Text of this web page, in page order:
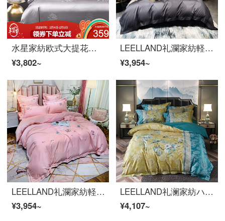
水星家紡欧式大提花日常セット現代シーツ布団カバー枕カバーベッド用品四点セットの蜜拉ベル1.8 M(6フィート)ベッド
¥3,802~
LEELLAND礼瀾家紡軽奢な100本のマカオ綿の綿の綿のサテンの花飾り用品4点セットの純綿のシーツ4点セットの羅浮1.5-1.8メートルのベッド/200*230 cm
¥3,954~
LEELLAND礼瀾家紡軽奢60本の綿の新鮮な漫画刺繍の全綿の寝具4点セットの純綿の貢の緞子の寝具セット旅行-粉1.5-1.8メートルのベッド/200*230 cm
¥3,954~
LEELLAND礼澜家紡ハイエンドヨーロッパ装飾美花プリント研磨寝具四点セット純綿厚い保温ベッドセット花に魅せられた顔-黄1.8-22.0メートルベッド/220*240 cm
¥4,107~